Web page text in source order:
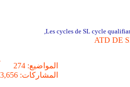
Les cycles de SL cycle
,
ATD DE
المواضيع: 274
المشاركات: 3,656